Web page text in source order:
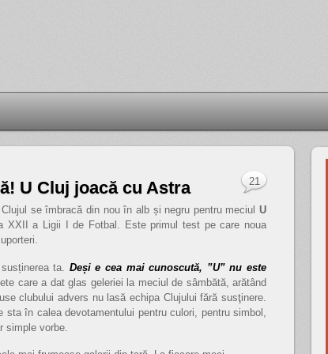
U Cluj joacă cu Astra
se îmbracă din nou în alb și negru pentru meciul U
XXII a Ligii I de Fotbal. Este primul test pe care noua
ta. Deși e cea mai cunoscută, ”U” nu este
care a dat glas geleriei la meciul de sâmbătă, arătând
clubului advers nu lasă echipa Clujului fără susţinere.
în calea devotamentului pentru culori, pentru simbol,
simple vorbe.
21